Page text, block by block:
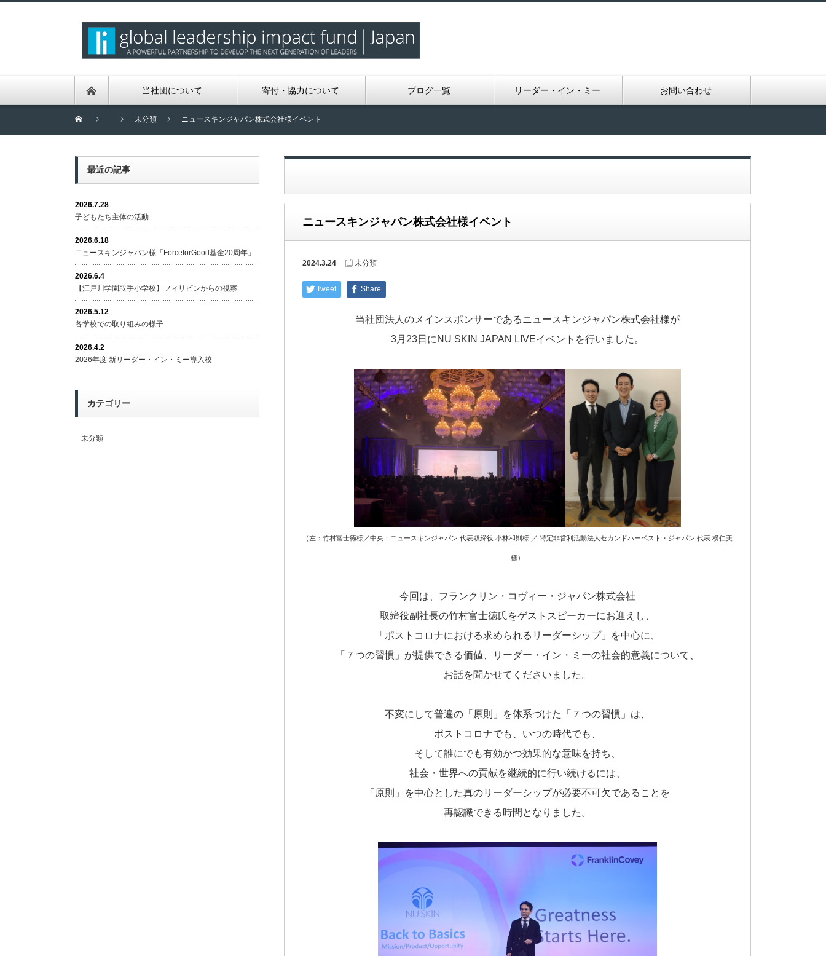
当社団について 寄付・協力について ブログ一覧 リーダー・イン・ミー お問い合わせ
未分類 ニュースキンジャパン株式会社様イベント
ニュースキンジャパン株式会社様イベント
2024.3.24 未分類
Tweet Share
当社団法人のメインスポンサーであるニュースキンジャパン株式会社様が
3月23日にNU SKIN JAPAN LIVEイベントを行いました。
（左：竹村富士徳様／中央：ニュースキンジャパン 代表取締役 小林和則様 ／ 特定非営利活動法人セカンドハーベスト・ジャパン 代表 横仁美
様）
今回は、フランクリン・コヴィー・ジャパン株式会社
取締役副社長の竹村富士徳氏をゲストスピーカーにお迎えし、
「ポストコロナにおける求められるリーダーシップ」を中心に、
「７つの習慣」が提供できる価値、リーダー・イン・ミーの社会的意義について、
お話を聞かせてくださいました。
不変にして普遍の「原則」を体系づけた「７つの習慣」は、
ポストコロナでも、いつの時代でも、
そして誰にでも有効かつ効果的な意味を持ち、
社会・世界への貢献を継続的に行い続けるには、
「原則」を中心とした真のリーダーシップが必要不可欠であることを
再認識できる時間となりました。
最近の記事
2026.7.28
子どもたち主体の活動
2026.6.18
ニュースキンジャパン様「ForceforGood基金20周年」
2026.6.4
【江戸川学園取手小学校】フィリピンからの視察
2026.5.12
各学校での取り組みの様子
2026.4.2
2026年度 新リーダー・イン・ミー導入校
カテゴリー
未分類